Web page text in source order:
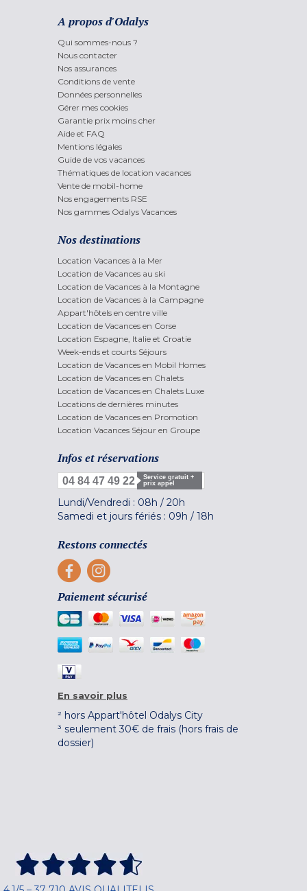
A propos d'Odalys
Qui sommes-nous ?
Nous contacter
Nos assurances
Conditions de vente
Données personnelles
Gérer mes cookies
Garantie prix moins cher
Aide et FAQ
Mentions légales
Guide de vos vacances
Thématiques de location vacances
Vente de mobil-home
Nos engagements RSE
Nos gammes Odalys Vacances
Nos destinations
Location Vacances à la Mer
Location de Vacances au ski
Location de Vacances à la Montagne
Location de Vacances à la Campagne
Appart'hôtels en centre ville
Location de Vacances en Corse
Location Espagne, Italie et Croatie
Week-ends et courts Séjours
Location de Vacances en Mobil Homes
Location de Vacances en Chalets
Location de Vacances en Chalets Luxe
Locations de dernières minutes
Location de Vacances en Promotion
Location Vacances Séjour en Groupe
Infos et réservations
04 84 47 49 22
Service gratuit +
prix appel
Lundi/Vendredi : 08h / 20h
Samedi et jours fériés : 09h / 18h
Restons connectés
Paiement sécurisé
En savoir plus
² hors Appart'hôtel Odalys City
³ seulement 30€ de frais (hors frais de
dossier)